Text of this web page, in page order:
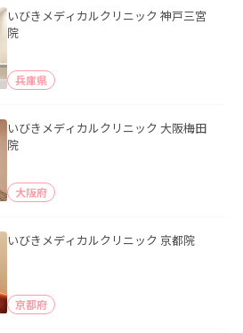
いびきメディカルクリニック 神戸三宮
院
兵庫県
いびきメディカルクリニック 大阪梅田
院
大阪府
いびきメディカルクリニック 京都院
京都府